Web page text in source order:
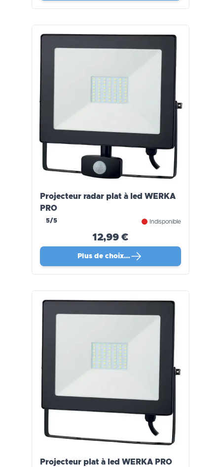
Projecteur radar plat à led WERKA
PRO
5/5 Indisponible
12,99 €
Plus de choix…
Projecteur plat à led WERKA PRO